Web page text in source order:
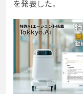
を発表した。